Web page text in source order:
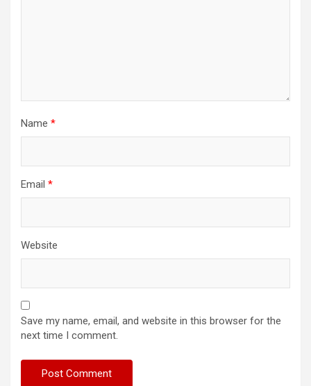
Name *
Email *
Website
Save my name, email, and website in this browser for the
next time I comment.